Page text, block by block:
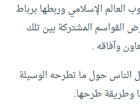
العالم الإسلامي وربطها برباط
القواسم المشتركة بين تلك
وآفاقه .
الناس حول ما تطرحه الوسيلة
وطريقة طرحها.